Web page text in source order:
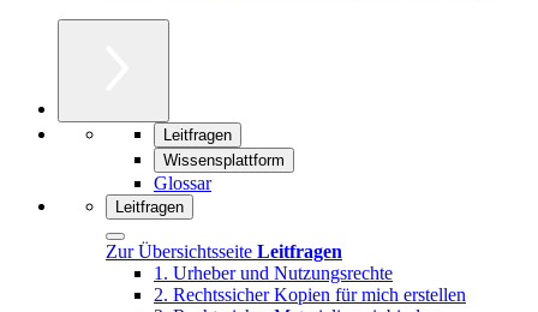
Leitfragen
Wissensplattform
Glossar
Leitfragen
Zur Übersichtsseite Leitfragen
1. Urheber und Nutzungsrechte
2. Rechtssicher Kopien für mich erstellen